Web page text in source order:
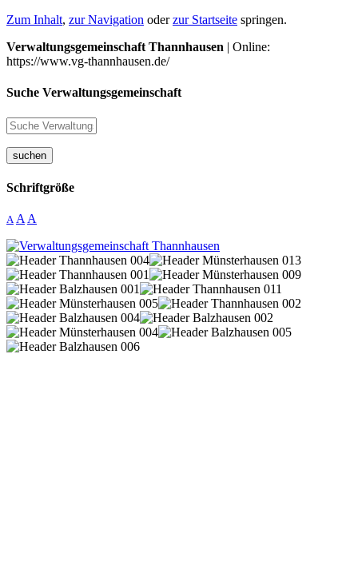
Zum Inhalt, zur Navigation oderzur Startseite springen.
Verwaltungsgemeinschaft Thannhausen | Online:
https://www.vg-thannhausen.de/
Suche Verwaltungsgemeinschaft
suchen
Schriftgröße
A A A